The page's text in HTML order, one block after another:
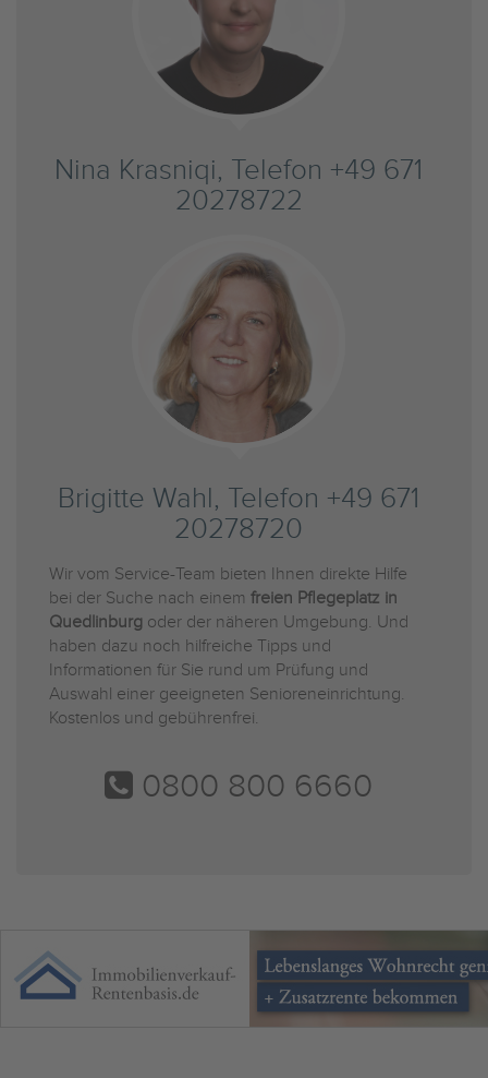
Nina Krasniqi, Telefon +49 671
20278722
Brigitte Wahl, Telefon +49 671
20278720
Wir vom Service-Team bieten Ihnen direkte Hilfe
bei der Suche nach einem freien Pflegeplatz in
Quedlinburg oder der näheren Umgebung. Und
haben dazu noch hilfreiche Tipps und
Informationen für Sie rund um Prüfung und
Auswahl einer geeigneten Senioreneinrichtung.
Kostenlos und gebührenfrei.
0800 800 6660